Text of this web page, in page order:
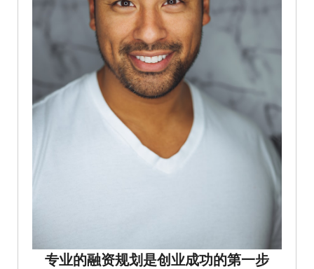
专业的融资规划是创业成功的第一步